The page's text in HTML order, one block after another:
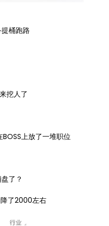
桶跑路
挖人了
上放了一堆职位
了？
了2000左右